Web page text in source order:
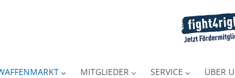
MITGLIEDER SERVICE ÜBER